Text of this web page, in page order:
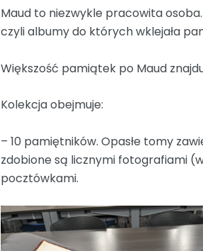
Maud to niezwykle pracowita
czyli albumy do których wklejała
Większość pamiątek po Maud
Kolekcja obejmuje:
– 10 pamiętników. Opasłe tomy
zdobione są licznymi fotografiami
pocztówkami.